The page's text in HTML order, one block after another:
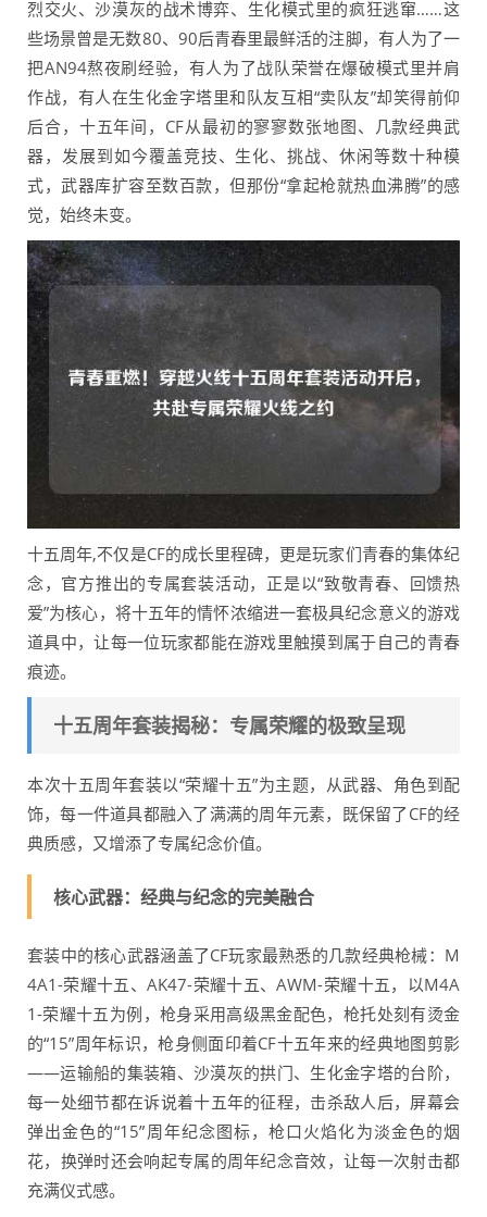
烈交火、沙漠灰的战术博弈、生化模式里的疯狂逃窜……这
些场景曾是无数80、90后青春里最鲜活的注脚，有人为了一
把AN94熬夜刷经验，有人为了战队荣誉在爆破模式里并肩
作战，有人在生化金字塔里和队友互相“卖队友”却笑得前仰
后合，十五年间，CF从最初的寥寥数张地图、几款经典武
器，发展到如今覆盖竞技、生化、挑战、休闲等数十种模
式，武器库扩容至数百款，但那份“拿起枪就热血沸腾”的感
觉，始终未变。
十五周年,不仅是CF的成长里程碑，更是玩家们青春的集体纪
念，官方推出的专属套装活动，正是以“致敬青春、回馈热
爱”为核心，将十五年的情怀浓缩进一套极具纪念意义的游戏
道具中，让每一位玩家都能在游戏里触摸到属于自己的青春
痕迹。
十五周年套装揭秘：专属荣耀的极致呈现
本次十五周年套装以“荣耀十五”为主题，从武器、角色到配
饰，每一件道具都融入了满满的周年元素，既保留了CF的经
典质感，又增添了专属纪念价值。
核心武器：经典与纪念的完美融合
套装中的核心武器涵盖了CF玩家最熟悉的几款经典枪械：M
4A1-荣耀十五、AK47-荣耀十五、AWM-荣耀十五，以M4A
1-荣耀十五为例，枪身采用高级黑金配色，枪托处刻有烫金
的“15”周年标识，枪身侧面印着CF十五年来的经典地图剪影
——运输船的集装箱、沙漠灰的拱门、生化金字塔的台阶，
每一处细节都在诉说着十五年的征程，击杀敌人后，屏幕会
弹出金色的“15”周年纪念图标，枪口火焰化为淡金色的烟
花，换弹时还会响起专属的周年纪念音效，让每一次射击都
充满仪式感。